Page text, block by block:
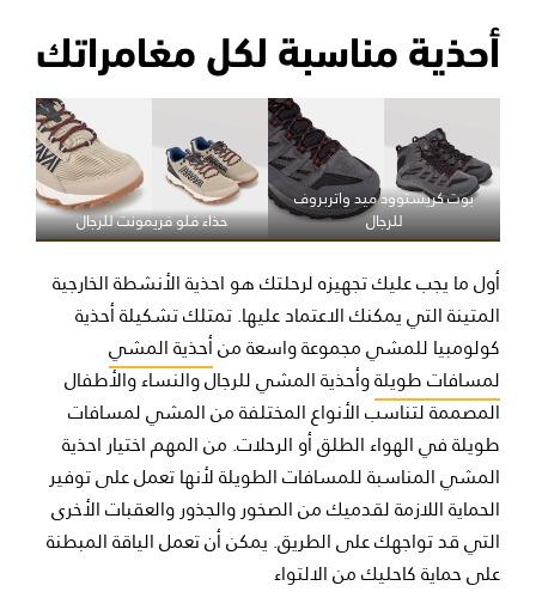
أحذية مناسبة لكل مغامراتك
بوت كريستوود ميد واتربروف
للرجال حذاء فلو فريمونت للرجال
أول ما يجب عليك تجهيزه لرحلتك هو احذية الأنشطة الخارجية
المتينة التي يمكنك الاعتماد عليها. تمتلك تشكيلة أحذية
كولومبيا للمشي مجموعة واسعة منأحذية المشي
لمسافات طويلةوأحذية المشي للرجال والنساء والأطفال
المصممة لتناسب الأنواع المختلفة من المشي لمسافات
طويلة في الهواء الطلق أو الرحلات. من المهم اختيار احذية
المشي المناسبة للمسافات الطويلة لأنها تعمل على توفير
الحماية اللازمة لقدميك من الصخور والجذور والعقبات الأخرى
التي قد تواجهك على الطريق. يمكن أن تعمل الياقة المبطنة
على حماية كاحليك من الالتواء